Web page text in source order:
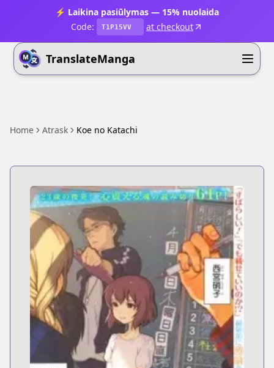
⚡ Laikina pasiūlymas — 15% nuolaida
Code:
T1P15VV at checkout
TranslateManga
Home Atrask Koe no Katachi